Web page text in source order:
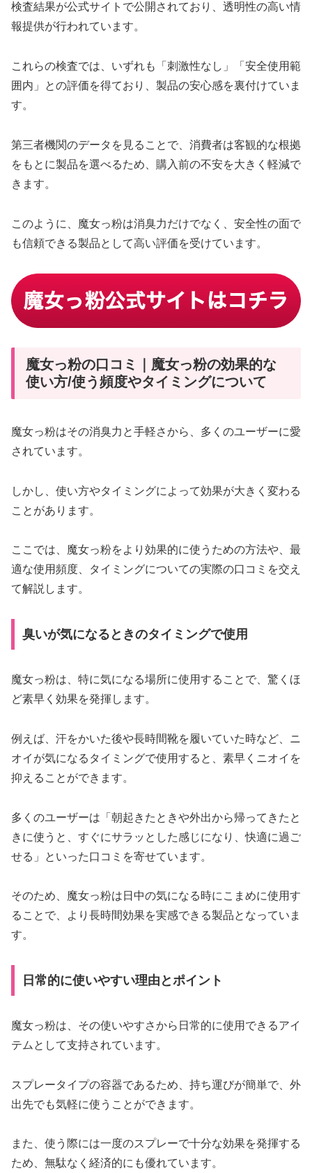
検査結果が公式サイトで公開されており、透明性の高い情
報提供が行われています。
これらの検査では、いずれも「刺激性なし」「安全使用範
囲内」との評価を得ており、製品の安心感を裏付けていま
す。
第三者機関のデータを見ることで、消費者は客観的な根拠
をもとに製品を選べるため、購入前の不安を大きく軽減で
きます。
このように、魔女っ粉は消臭力だけでなく、安全性の面で
も信頼できる製品として高い評価を受けています。
魔女っ粉の口コミ｜魔女っ粉の効果的な
使い方/使う頻度やタイミングについて
魔女っ粉はその消臭力と手軽さから、多くのユーザーに愛
されています。
しかし、使い方やタイミングによって効果が大きく変わる
ことがあります。
ここでは、魔女っ粉をより効果的に使うための方法や、最
適な使用頻度、タイミングについての実際の口コミを交え
て解説します。
臭いが気になるときのタイミングで使用
魔女っ粉は、特に気になる場所に使用することで、驚くほ
ど素早く効果を発揮します。
例えば、汗をかいた後や長時間靴を履いていた時など、ニ
オイが気になるタイミングで使用すると、素早くニオイを
抑えることができます。
多くのユーザーは「朝起きたときや外出から帰ってきたと
きに使うと、すぐにサラッとした感じになり、快適に過ご
せる」といった口コミを寄せています。
そのため、魔女っ粉は日中の気になる時にこまめに使用す
ることで、より長時間効果を実感できる製品となっていま
す。
日常的に使いやすい理由とポイント
魔女っ粉は、その使いやすさから日常的に使用できるアイ
テムとして支持されています。
スプレータイプの容器であるため、持ち運びが簡単で、外
出先でも気軽に使うことができます。
また、使う際には一度のスプレーで十分な効果を発揮する
ため、無駄なく経済的にも優れています。